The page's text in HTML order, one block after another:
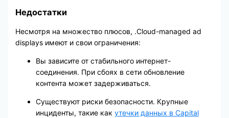
Недостатки
Несмотря на множество плюсов, .Cloud-managed ad
displays имеют и свои ограничения:
Вы зависите от стабильного интернет-
соединения. При сбоях в сети обновление
контента может задерживаться.
Существуют риски безопасности. Крупные
инциденты, такие как утечки данных в Capital